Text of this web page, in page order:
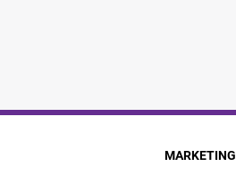
MARKETING